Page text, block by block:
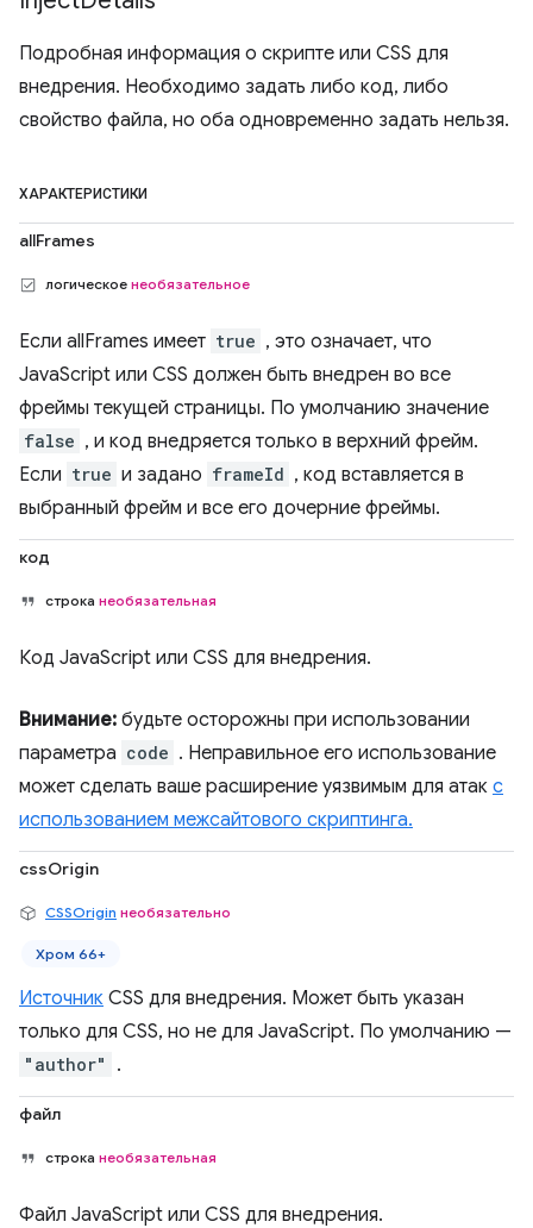
Подробная информация о скрипте или CSS для
внедрения. Необходимо задать либо код, либо
свойство файла, но оба одновременно задать нельзя.
ХАРАКТЕРИСТИКИ
allFrames
логическое необязательное
Если allFrames имеет true , это означает, что
JavaScript или CSS должен быть внедрен во все
фреймы текущей страницы. По умолчанию значение
false , и код внедряется только в верхний фрейм.
Если true и задано frameId , код вставляется в
выбранный фрейм и все его дочерние фреймы.
код
строка необязательная
Код JavaScript или CSS для внедрения.
Внимание: будьте осторожны при использовании
параметра code . Неправильное его использование
может сделать ваше расширение уязвимым для атак с
использованием межсайтового скриптинга.
cssOrigin
CSSOrigin необязательно
Хром 66+
Источник CSS для внедрения. Может быть указан
только для CSS, но не для JavaScript. По умолчанию —
"author" .
файл
строка необязательная
Файл JavaScript или CSS для внедрения.